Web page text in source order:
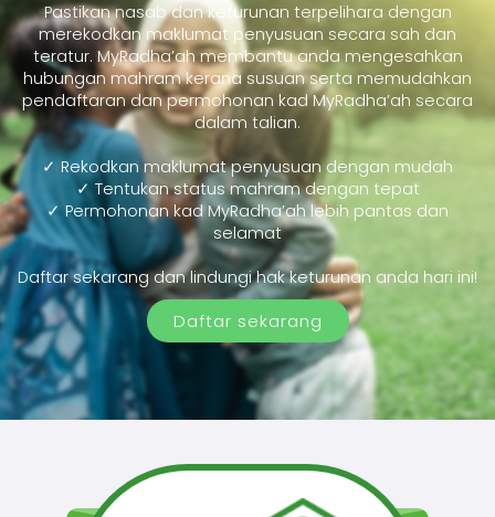
Pastikan nasab dan keturunan terpelihara dengan
merekodkan maklumat penyusuan secara sah dan
teratur. MyRadha’ah membantu anda mengesahkan
hubungan mahram kerana susuan serta memudahkan
pendaftaran dan permohonan kad MyRadha’ah secara
dalam talian.
✓ Rekodkan maklumat penyusuan dengan mudah
✓ Tentukan status mahram dengan tepat
✓ Permohonan kad MyRadha’ah lebih pantas dan
selamat
Daftar sekarang dan lindungi hak keturunan anda hari ini!
Daftar sekarang